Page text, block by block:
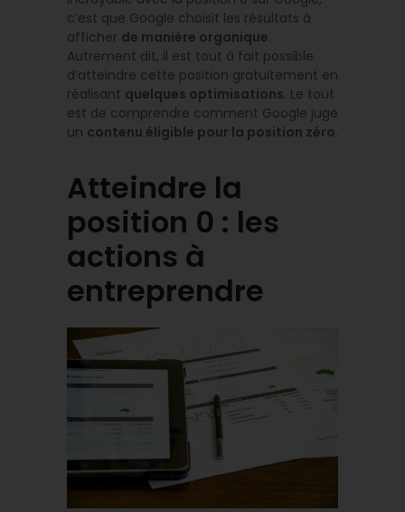
c’est que Google choisit les résultats à
afficher de manière organique.
Autrement dit, il est tout à fait possible
d’atteindre cette position gratuitement en
réalisant quelques optimisations. Le tout
est de comprendre comment Google juge
un contenu éligible pour la position zéro.
Atteindre la
position 0 : les
actions à
entreprendre